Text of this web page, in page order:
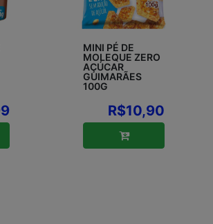
MINI PÉ DE
MOLEQUE ZERO
AÇÚCAR
GUIMARÃES
100G
R$10,90